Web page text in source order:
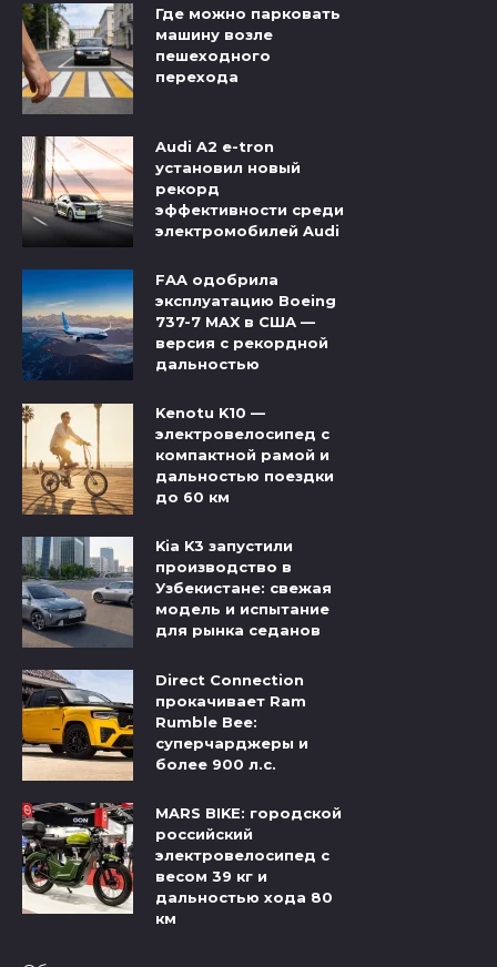
Где можно парковать
машину возле
пешеходного
перехода
Audi A2 e-tron
установил новый
рекорд
эффективности среди
электромобилей Audi
FAA одобрила
эксплуатацию Boeing
737-7 MAX в США —
версия с рекордной
дальностью
Kenotu K10 —
электровелосипед с
компактной рамой и
дальностью поездки
до 60 км
Kia K3 запустили
производство в
Узбекистане: свежая
модель и испытание
для рынка седанов
Direct Connection
прокачивает Ram
Rumble Bee:
суперчарджеры и
более 900 л.с.
MARS BIKE: городской
российский
электровелосипед с
весом 39 кг и
дальностью хода 80
км